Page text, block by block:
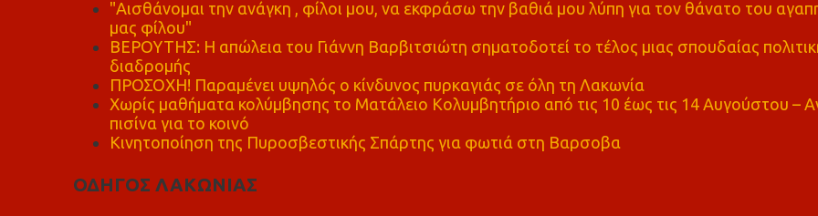
"Αισθάνομαι την ανάγκη , φίλοι μου, να εκφράσω την βαθιά μου λύπη για τον θάνατο του
μας φίλου"
ΒΕΡΟΥΤΗΣ: Η απώλεια του Γιάννη Βαρβιτσιώτη σηματοδοτεί το τέλος μιας σπουδαίας
διαδρομής
ΠΡΟΣΟΧΗ! Παραμένει υψηλός ο κίνδυνος πυρκαγιάς σε όλη τη Λακωνία
Χωρίς μαθήματα κολύμβησης το Ματάλειο Κολυμβητήριο από τις 10 έως τις 14 Αυγούστου –
πισίνα για το κοινό
Κινητοποίηση της Πυροσβεστικής Σπάρτης για φωτιά στη Βαρσοβα
ΟΔΗΓΟΣ ΛΑΚΩΝΙΑΣ